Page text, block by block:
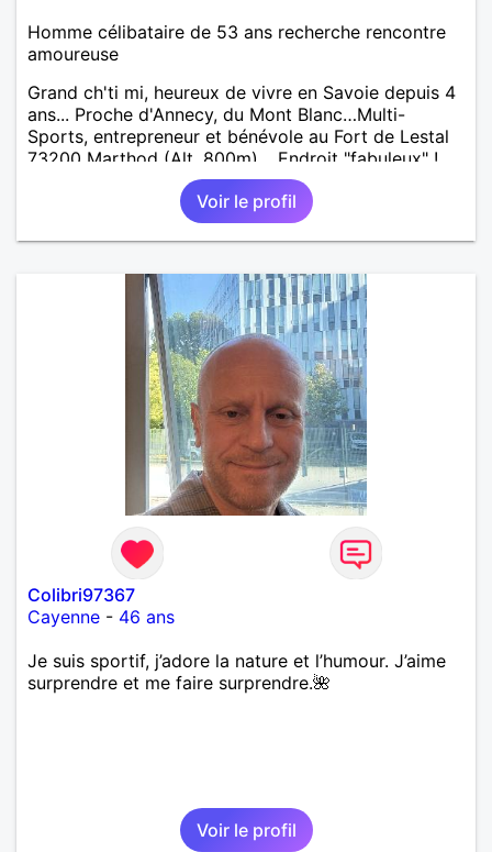
Homme célibataire de 53 ans recherche rencontre
amoureuse
Grand ch'ti mi, heureux de vivre en Savoie depuis 4
ans... Proche d'Annecy, du Mont Blanc…Multi-
Sports, entrepreneur et bénévole au Fort de Lestal
73200 Marthod (Alt. 800m)… Endroit "fabuleux" !…
Enquêtes et tu me trouveras !
Voir le profil
Colibri97367
Cayenne - 46 ans
Je suis sportif, j’adore la nature et l’humour. J’aime
surprendre et me faire surprendre.🌺
Voir le profil